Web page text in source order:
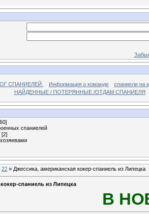
СПАНИЕЛЕЙ. Информация о команде
спаниели на
НАЙДЕННЫЕ / ПОТЕРЯННЫЕ /ОТДАМ СПАНИЕЛЯ
спаниелей
[2]
22 » Джессика, американская кокер-спаниель из Липецка
спаниель из Липецка
В